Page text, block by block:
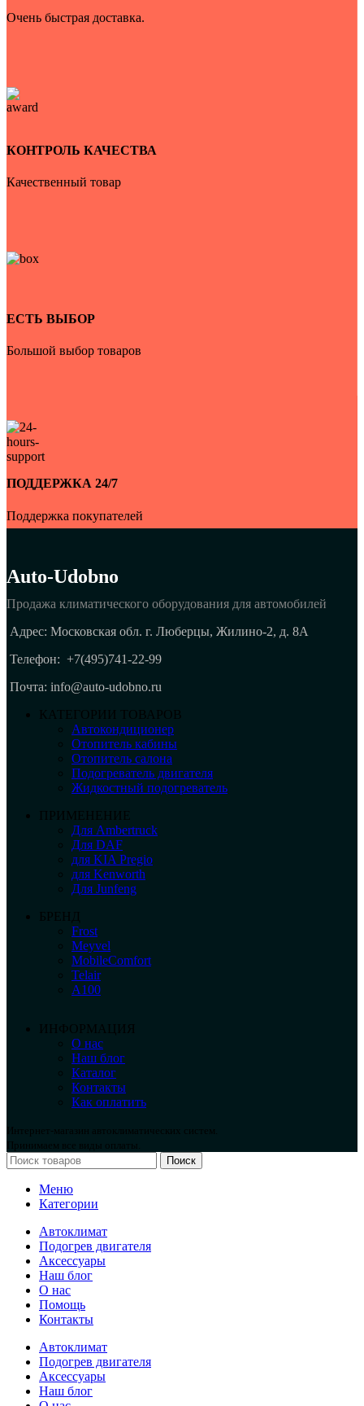
Очень быстрая доставка.
КОНТРОЛЬ КАЧЕСТВА
Качественный товар
ЕСТЬ ВЫБОР
Большой выбор товаров
ПОДДЕРЖКА 24/7
Поддержка покупателей
Auto-Udobno
Продажа климатического оборудования для автомобилей
Адрес: Московская обл. г. Люберцы, Жилино-2, д. 8A
Телефон: +7(495)741-22-99
Почта: info@auto-udobno.ru
КАТЕГОРИИ ТОВАРОВ
Автокондиционер
Отопитель кабины
Отопитель салона
Подогреватель двигателя
Жидкостный подогреватель
ПРИМЕНЕНИЕ
Для Ambertruck
Для DAF
для KIA Pregio
для Kenworth
Для Junfeng
БРЕНД
Frost
Meyvel
MobileComfort
Telair
А100
ИНФОРМАЦИЯ
О нас
Наш блог
Каталог
Контакты
Как оплатить
Интернет-магазин автоклиматических систем.
Принимаем все виды оплаты.
Поиск
Меню
Категории
Автоклимат
Подогрев двигателя
Аксессуары
Наш блог
О нас
Помощь
Контакты
Автоклимат
Подогрев двигателя
Аксессуары
Наш блог